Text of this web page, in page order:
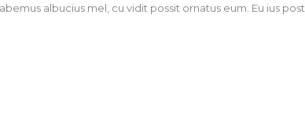
albucius mel, cu vidit possit ornatus eum. Eu ius